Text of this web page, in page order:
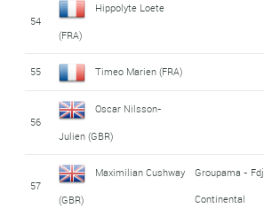
54
Hippolyte Loete
(FRA)
55 Timeo Marien (FRA)
56
Oscar Nilsson-
Julien (GBR)
57
Maximilian Cushway
(GBR)
Groupama - Fdj
Continental